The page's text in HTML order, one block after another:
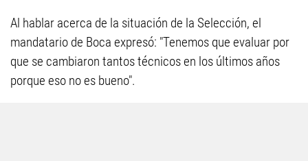
Al hablar acerca de la situación de la Selección, el
mandatario de Boca expresó: "Tenemos que evaluar por
que se cambiaron tantos técnicos en los últimos años
porque eso no es bueno".